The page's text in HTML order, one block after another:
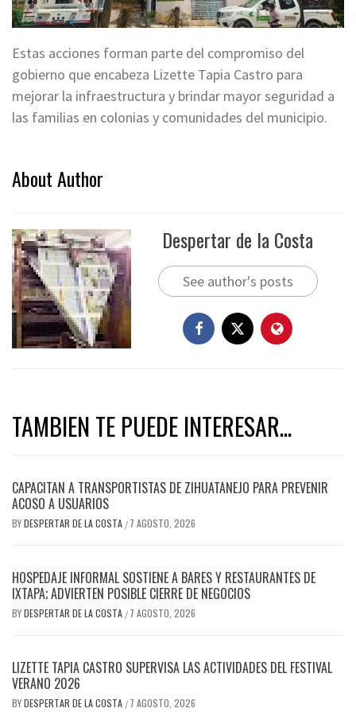
Estas acciones forman parte del compromiso del
gobierno que encabeza Lizette Tapia Castro para
mejorar la infraestructura y brindar mayor seguridad a
las familias en colonias y comunidades del municipio.
About Author
Despertar de la Costa
See author's posts
TAMBIEN TE PUEDE INTERESAR...
CAPACITAN A TRANSPORTISTAS DE ZIHUATANEJO PARA PREVENIR
ACOSO A USUARIOS
BYDESPERTAR DE LA COSTA / 7 AGOSTO, 2026
HOSPEDAJE INFORMAL SOSTIENE A BARES Y RESTAURANTES DE
IXTAPA; ADVIERTEN POSIBLE CIERRE DE NEGOCIOS
BYDESPERTAR DE LA COSTA / 7 AGOSTO, 2026
LIZETTE TAPIA CASTRO SUPERVISA LAS ACTIVIDADES DEL FESTIVAL
VERANO 2026
BYDESPERTAR DE LA COSTA / 7 AGOSTO, 2026